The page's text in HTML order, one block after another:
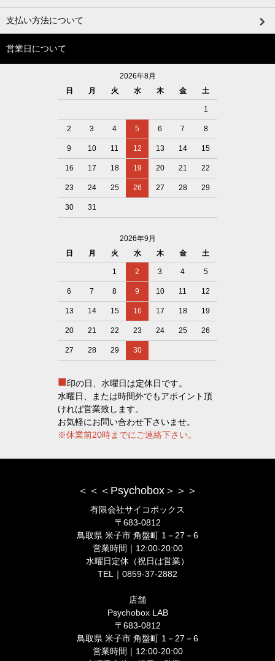
支払い方法について
営業日について
2026年8月
日
月 火 水 木 金 土
1
2 3 4 5 6 7 8
9 10 11 12 13 14 15
16 17 18 19 20 21 22
23 24 25 26 27 28 29
30 31
2026年9月
日
月 火 水 木 金 土
1 2 3 4 5
6 7 8 9 10 11 12
13 14 15 16 17 18 19
20 21 22 23 24 25 26
27 28 29 30
■印の日、水曜日は定休日です。
水曜日、または時間外でもアポイント頂
ければ営業致します。
お気軽にお問い合わせ下さいませ。
※休業前20時までにご連絡下さい。
＜＜＜Psychobox＞＞＞
有限会社サイコボックス
〒683-0812
鳥取県 米子市 角盤町 1－27－6
営業時間｜12:00-20:00
水曜日定休（祝日は営業）
TEL｜0859-37-2882
店舗
Psychobox LAB
〒683-0812
鳥取県 米子市 角盤町 1－27－6
営業時間｜12:00-20:00